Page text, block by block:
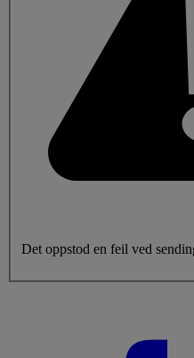
Det oppstod en feil ved